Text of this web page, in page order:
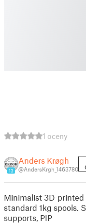
1 oceny
13
Anders Krøgh
@AndersKrgh_1463780
Minimalist 3D-printed
standard 1kg spools.
supports, PIP